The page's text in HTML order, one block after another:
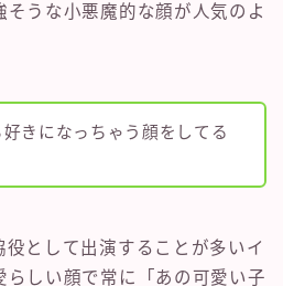
うな小悪魔的な顔が人気のよ
きになっちゃう顔をしてる
として出演することが多いイ
らしい顔で常に「あの可愛い子